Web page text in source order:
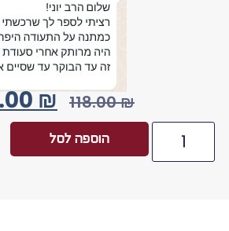
118.00₪
₪
הוספה לסל